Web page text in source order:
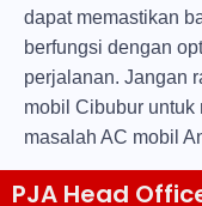
dapat memastikan
berfungsi dengan
perjalanan. Jangan
mobil Cibubur untuk
masalah AC mobil
PJA Head